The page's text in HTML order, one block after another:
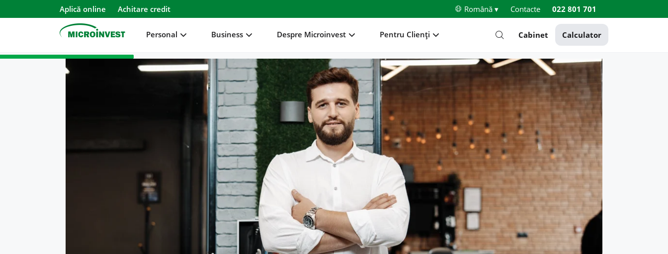
Aplică online Achitare credit Română ▾ Contacte 022 801 701
Personal Business Despre Microinvest Pentru Clienți Cabinet Calculator